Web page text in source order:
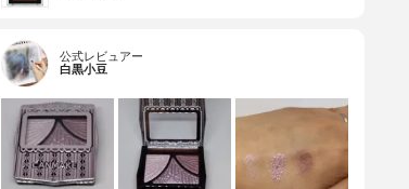
公式レビュアー
白黒小豆